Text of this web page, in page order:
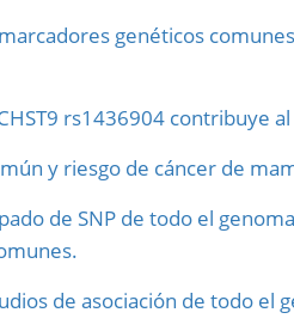
genéticos
rs1436904 contribuye
y riesgo de cáncer de
de SNP de todo el
de asociación de todo el